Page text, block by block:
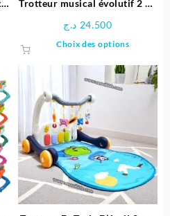
Trotteur musical évolutif 2 en
24.500 د.ج
Choix des options
a
être
choisies
sur
la